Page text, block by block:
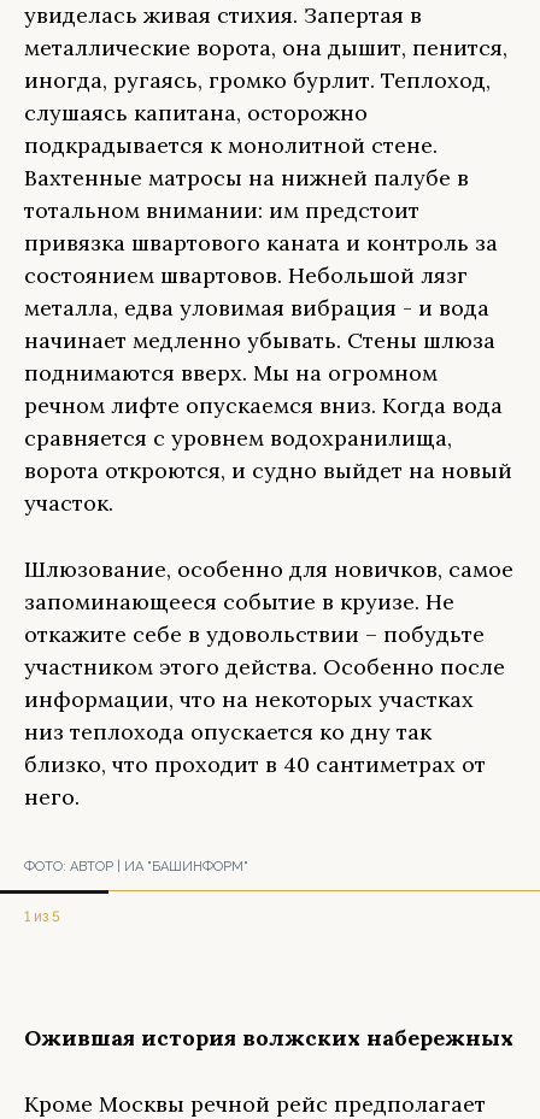
увиделась живая стихия. Запертая в
металлические ворота, она дышит, пенится,
иногда, ругаясь, громко бурлит. Теплоход,
слушаясь капитана, осторожно
подкрадывается к монолитной стене.
Вахтенные матросы на нижней палубе в
тотальном внимании: им предстоит
привязка швартового каната и контроль за
состоянием швартовов. Небольшой лязг
металла, едва уловимая вибрация - и вода
начинает медленно убывать. Стены шлюза
поднимаются вверх. Мы на огромном
речном лифте опускаемся вниз. Когда вода
сравняется с уровнем водохранилища,
ворота откроются, и судно выйдет на новый
участок.
Шлюзование, особенно для новичков, самое
запоминающееся событие в круизе. Не
откажите себе в удовольствии – побудьте
участником этого действа. Особенно после
информации, что на некоторых участках
низ теплохода опускается ко дну так
близко, что проходит в 40 сантиметрах от
него.
ФОТО: АВТОР | ИА "БАШИНФОРМ"
1 из 5
Ожившая история волжских набережных
Кроме Москвы речной рейс предполагает